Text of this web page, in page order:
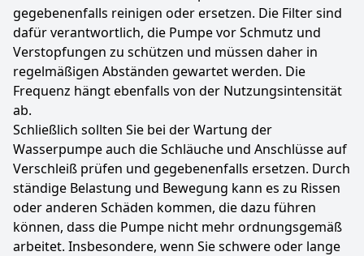
gegebenenfalls reinigen oder ersetzen. Die Filter sind
dafür verantwortlich, die Pumpe vor Schmutz und
Verstopfungen zu schützen und müssen daher in
regelmäßigen Abständen gewartet werden. Die
Frequenz hängt ebenfalls von der Nutzungsintensität
ab.
Schließlich sollten Sie bei der Wartung der
Wasserpumpe auch die Schläuche und Anschlüsse auf
Verschleiß prüfen und gegebenenfalls ersetzen. Durch
ständige Belastung und Bewegung kann es zu Rissen
oder anderen Schäden kommen, die dazu führen
können, dass die Pumpe nicht mehr ordnungsgemäß
arbeitet. Insbesondere, wenn Sie schwere oder lange